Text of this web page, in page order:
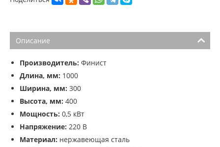
Описание
Производитель: Финист
Длина, мм: 1000
Ширина, мм: 300
Высота, мм: 400
Мощность: 0,5 кВт
Напряжение: 220 В
Материал: нержавеющая сталь